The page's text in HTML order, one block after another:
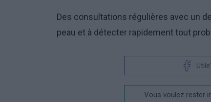
Des consultations régulières avec un
peau et à détecter rapidement tout
Vous voulez rester